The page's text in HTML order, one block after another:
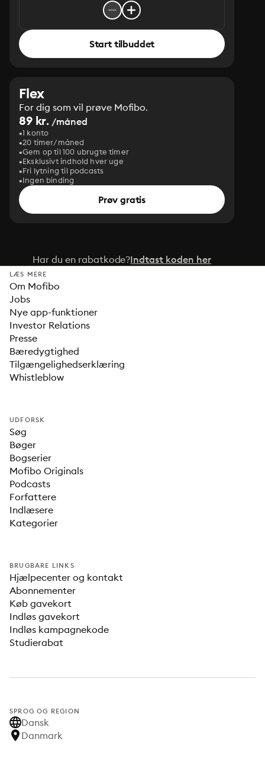
Start tilbuddet
Flex
For dig som vil prøve Mofibo.
89 kr. /måned
1 konto
20 timer/måned
Gem op til 100 ubrugte timer
Eksklusivt indhold hver uge
Fri lytning til podcasts
Ingen binding
Prøv gratis
Har du en rabatkode?Indtast koden her
LÆS MERE
Om Mofibo
Jobs
Nye app-funktioner
Investor Relations
Presse
Bæredygtighed
Tilgængelighedserklæring
Whistleblow
UDFORSK
Søg
Bøger
Bogserier
Mofibo Originals
Podcasts
Forfattere
Indlæsere
Kategorier
BRUGBARE LINKS
Hjælpecenter og kontakt
Abonnementer
Køb gavekort
Indløs gavekort
Indløs kampagnekode
Studierabat
SPROG OG REGION
Dansk
Danmark